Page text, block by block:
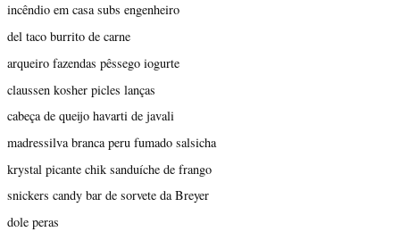
incêndio em casa subs engenheiro
del taco burrito de carne
arqueiro fazendas pêssego iogurte
claussen kosher picles lanças
cabeça de queijo havarti de javali
madressilva branca peru fumado salsicha
krystal picante chik sanduíche de frango
snickers candy bar de sorvete da Breyer
dole peras